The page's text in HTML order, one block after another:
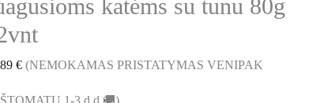
katėms su tunu 80g
€ (NEMOKAMAS PRISTATYMAS VENIPAK